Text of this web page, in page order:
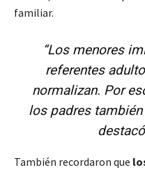
familiar.
“Los menores
referentes
normalizan. Por
los padres
También recordaron que